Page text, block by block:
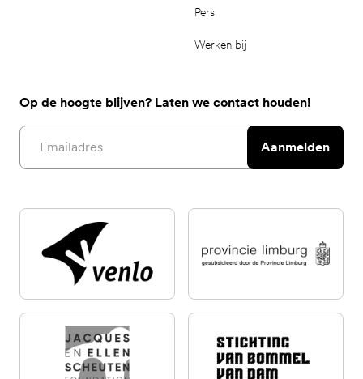
Pers
Werken bij
Op de hoogte blijven? Laten we contact houden!
Email address
Aanmelden